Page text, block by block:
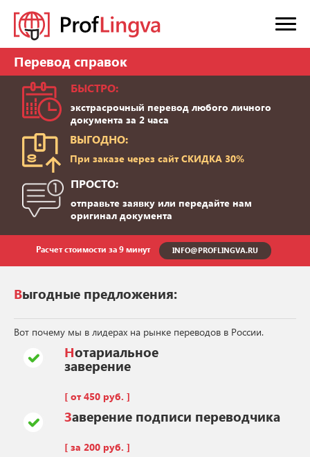
Перевод справок
БЫСТРО:
экстрасрочный перевод любого личного
документа за 2 часа
ВЫГОДНО:
При заказе через сайт СКИДКА 30%
ПРОСТО:
отправьте заявку или передайте нам
оригинал документа
Расчет стоимости за 9 минут INFO@PROFLINGVA.RU
Выгодные предложения:
Вот почему мы в лидерах на рынке переводов в России.
Нотариальное
заверение
[ от 450 руб. ]
Заверение подписи переводчика
[ за 200 руб. ]